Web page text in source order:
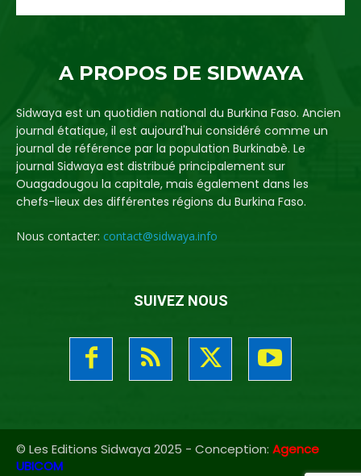
A PROPOS DE SIDWAYA
Sidwaya est un quotidien national du Burkina Faso. Ancien
journal étatique, il est aujourd'hui considéré comme un
journal de référence par la population Burkinabè. Le
journal Sidwaya est distribué principalement sur
Ouagadougou la capitale, mais également dans les
chefs-lieux des différentes régions du Burkina Faso.
Nous contacter: contact@sidwaya.info
SUIVEZ NOUS
© Les Editions Sidwaya 2025 - Conception: Agence
UBICOM